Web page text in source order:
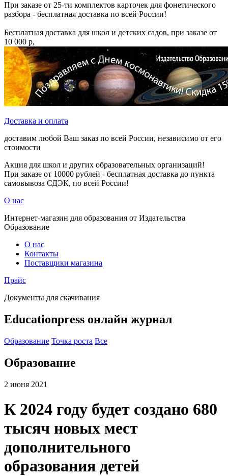
При заказе от 25-ти комплектов карточек для фонетического
разбора - бесплатная доставка по всей России!
Бесплатная доставка для школ и детских садов, при заказе от
10 000 р,
Доставка и оплата
доставим любой Ваш заказ по всей России, независимо от его
стоимости
Акция для школ и других образовательных организаций!
При заказе от 10000 рублей - бесплатная доставка до пункта
самовывоза СДЭК, по всей России!
О нас
Интернет-магазин для образования от Издательства
Образование
О нас
Контакты
Поставщики магазина
Прайс
Документы для скачивания
Educationpress онлайн журнал
Образование Точка роста Все
Образование
2 июня 2021
К 2024 году будет создано 680
тысяч новых мест
дополнительного
образования детей